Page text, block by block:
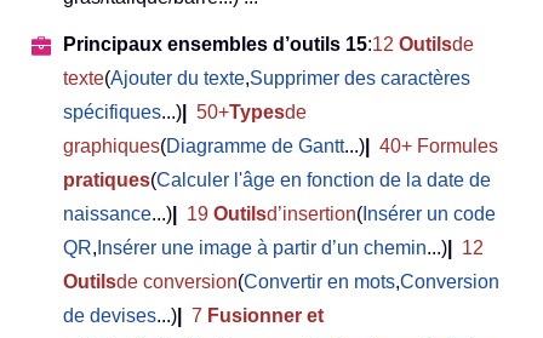
Principaux ensembles d’outils 15:12 Outilsde
texte(Ajouter du texte,Supprimer des caractères
spécifiques...) 50+Typesde
graphiques(Diagramme de Gantt...)
40+ Formules
pratiques(Calculer l'âge en fonction de la date de
naissance...) 19 Outilsd’insertion( Insérer un code
QR, Insérer une image à partir d’un chemin...)
12
Outilsde conversion(Convertir en mots,Conversion
de devises...) 7 Fusionner et